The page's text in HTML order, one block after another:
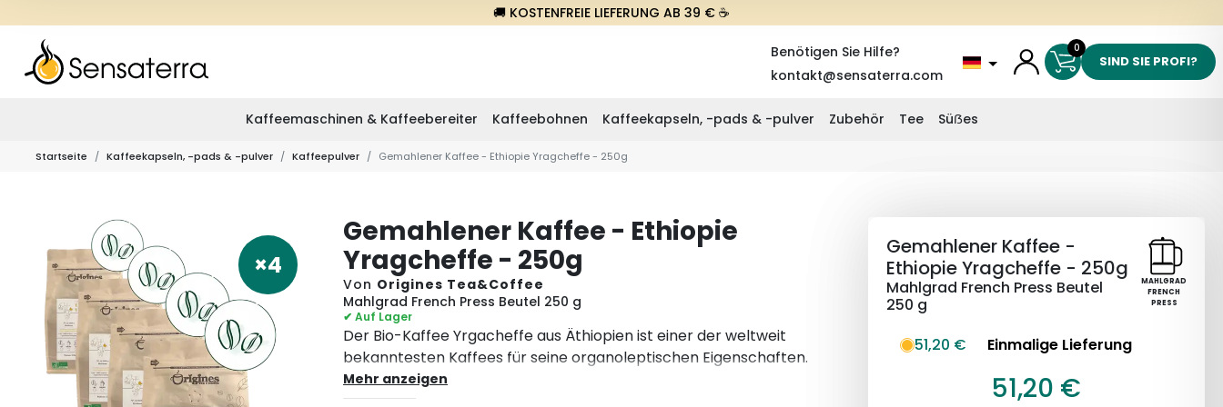
🚚 KOSTENFREIE LIEFERUNG AB 39 € ☕
Benötigen Sie Hilfe?
kontakt@sensaterra.com
0
SIND SIE PROFI?
Kaffeemaschinen & Kaffeebereiter Kaffeebohnen Kaffeekapseln, -pads & -pulver Zubehör Tee Süẞes
Startseite Kaffeekapseln, -pads & -pulver Kaffeepulver Gemahlener Kaffee - Ethiopie Yragcheffe - 250g
×4
Gemahlener Kaffee - Ethiopie
Yragcheffe - 250g
Von Origines Tea&Coffee
Mahlgrad French Press Beutel 250 g
✔ Auf Lager
Der Bio-Kaffee Yrgacheffe aus Äthiopien ist einer der weltweit
bekanntesten Kaffees für seine organoleptischen Eigenschaften.
Der Name Yirgacheffe stammt aus dem Gedeo-Gebiet in der
südlichen Region Äthiopiens. Alle Erzeuger arbeiten auf kleinen
Mehr anzeigen
MAHLGRAD
FRENCH
PRESS
Gemahlener Kaffee -
Ethiopie Yragcheffe - 250g
Mahlgrad French Press Beutel
250 g
51,20 €
Einmalige Lieferung
51,20 €